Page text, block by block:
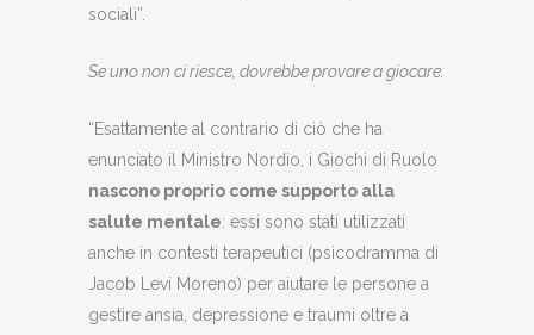
sociali”.
Se uno non ci riesce, dovrebbe provare a giocare.
“Esattamente al contrario di ciò che ha
enunciato il Ministro Nordio, i Giochi di Ruolo
nascono proprio come supporto alla
salute mentale: essi sono stati utilizzati
anche in contesti terapeutici (psicodramma di
Jacob Levi Moreno) per aiutare le persone a
gestire ansia, depressione e traumi oltre a